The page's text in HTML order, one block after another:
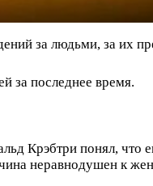
за людьми, за их
за последнее время.
Крэбтри понял, что
неравнодушен к